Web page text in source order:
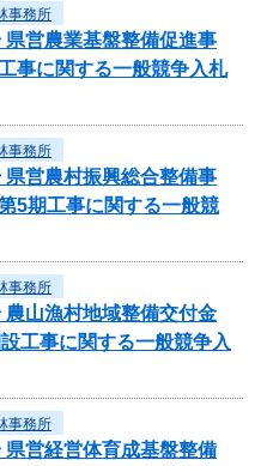
事務所
県営農業基盤整備促進事
事に関する一般競争入札
事務所
県営農村振興総合整備事
5期工事に関する一般競
事務所
農山漁村地域整備交付金
工事に関する一般競争入
事務所
県営経営体育成基盤整備